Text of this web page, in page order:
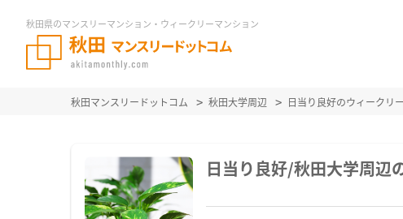
秋田県のマンスリーマンション・ウィークリーマンション
秋田マンスリードットコム 秋田大学周辺 日当り良好のウィークリ
日当り良好/秋田大学周辺